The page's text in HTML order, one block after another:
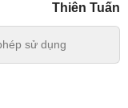
Thiên Tuấn
sử dụng